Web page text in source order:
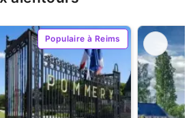
Populaire à Reims